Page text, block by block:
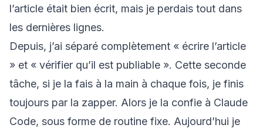
l’article était bien écrit, mais je perdais tout dans
les dernières lignes.
Depuis, j’ai séparé complètement « écrire l’article
» et « vérifier qu’il est publiable ». Cette seconde
tâche, si je la fais à la main à chaque fois, je finis
toujours par la zapper. Alors je la confie à Claude
Code, sous forme de routine fixe. Aujourd’hui je